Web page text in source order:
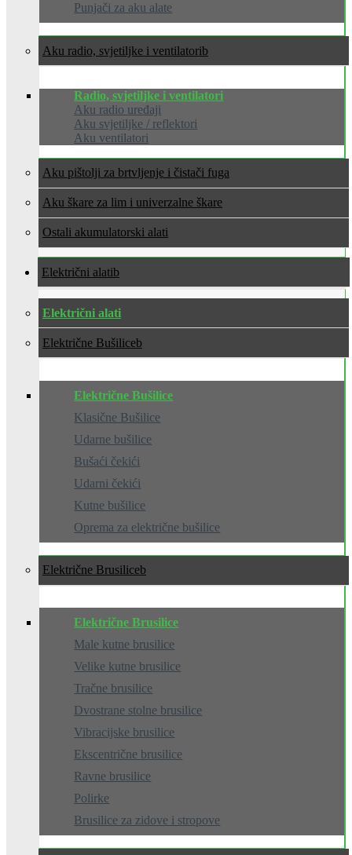
Punjači za aku alate
Aku radio, svjetiljke i ventilatori
Radio, svjetiljke i ventilatori
Aku radio uređaji
Aku svjetiljke / reflektori
Aku ventilatori
Aku pištolji za brtvljenje i čistači fuga
Aku škare za lim i univerzalne škare
Ostali akumulatorski alati
Električni alati
Električni alati
Električne Bušilice
Električne Bušilice
Klasične Bušilice
Udarne bušilice
Bušaći čekići
Udarni čekići
Kutne bušilice
Oprema za električne bušilice
Električne Brusilice
Električne Brusilice
Male kutne brusilice
Velike kutne brusilice
Tračne brusilice
Dvostrane stolne brusilice
Vibracijske brusilice
Ekscentrične brusilice
Ravne brusilice
Polirke
Brusilice za zidove i stropove